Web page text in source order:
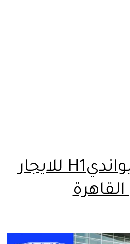
سيارات هيوانديH1 للايجار